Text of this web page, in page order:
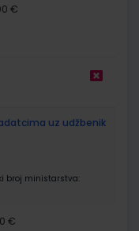
€
uz udžbenik
broj ministarstva:
€